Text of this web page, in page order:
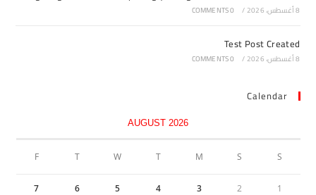
8 أغسطس، 2026 /
0 COMMENTS
Test Post Created
8 أغسطس، 2026 /
0 COMMENTS
Calendar
AUGUST 2026
S
S
M
T
W
T
F
1
2
3
4
5
6
7